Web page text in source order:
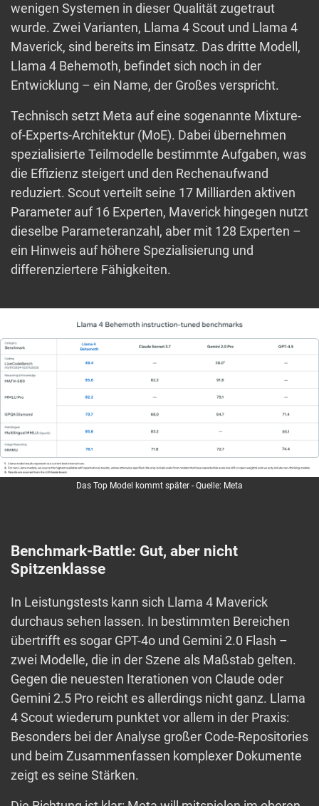
wenigen Systemen in dieser Qualität zugetraut
wurde. Zwei Varianten, Llama 4 Scout und Llama 4
Maverick, sind bereits im Einsatz. Das dritte Modell,
Llama 4 Behemoth, befindet sich noch in der
Entwicklung – ein Name, der Großes verspricht.
Technisch setzt Meta auf eine sogenannte Mixture-
of-Experts-Architektur (MoE). Dabei übernehmen
spezialisierte Teilmodelle bestimmte Aufgaben, was
die Effizienz steigert und den Rechenaufwand
reduziert. Scout verteilt seine 17 Milliarden aktiven
Parameter auf 16 Experten, Maverick hingegen nutzt
dieselbe Parameteranzahl, aber mit 128 Experten –
ein Hinweis auf höhere Spezialisierung und
differenziertere Fähigkeiten.
Das Top Model kommt später - Quelle: Meta
Benchmark-Battle: Gut, aber nicht
Spitzenklasse
In Leistungstests kann sich Llama 4 Maverick
durchaus sehen lassen. In bestimmten Bereichen
übertrifft es sogar GPT-4o und Gemini 2.0 Flash –
zwei Modelle, die in der Szene als Maßstab gelten.
Gegen die neuesten Iterationen von Claude oder
Gemini 2.5 Pro reicht es allerdings nicht ganz. Llama
4 Scout wiederum punktet vor allem in der Praxis:
Besonders bei der Analyse großer Code-Repositories
und beim Zusammenfassen komplexer Dokumente
zeigt es seine Stärken.